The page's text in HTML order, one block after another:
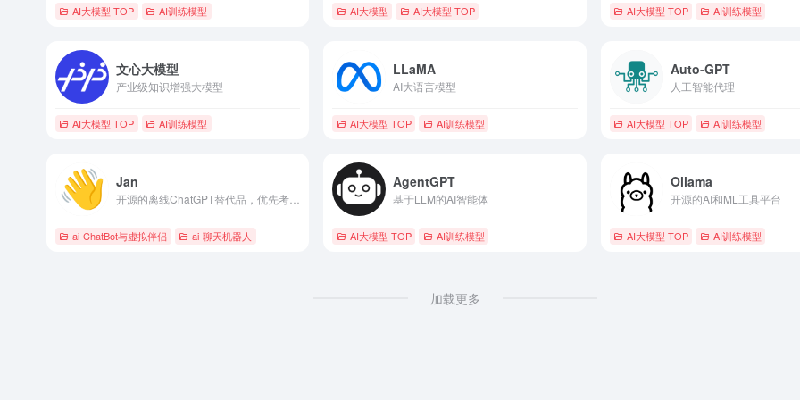
AI大模型 TOP AI训练模型 AI大模型 AI大模型 TOP AI大模型 TOP AI训练模型
文心大模型
产业级知识增强大模型
AI大模型 TOP AI训练模型
LLaMA
AI大语言模型
AI大模型 TOP AI训练模型
Auto-GPT
人工智能代理
AI大模型 TOP AI训练模型
Jan
ai-ChatBot与虚拟伴侣 ai-聊天机器人
AgentGPT
基于LLM的AI智能体
AI大模型 TOP AI训练模型
Ollama
开源的AI和ML工具平台
AI大模型 TOP AI训练模型
加载更多